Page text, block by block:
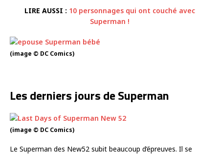
LIRE AUSSI : 10 personnages qui ont couché avec
Superman !
(image © DC Comics)
Les derniers jours de Superman
(image © DC Comics)
Le Superman des New52 subit beaucoup d’épreuves. Il se